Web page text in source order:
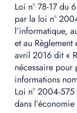
Loi n° 78-17 du
par la loi n°
l’informatique,
et au
avril 2016 dit «
nécessaire pour
informations
Loi n° 2004-
dans